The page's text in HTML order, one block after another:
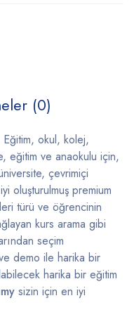
(0)
okul, kolej,
eğitim ve anaokulu için,
çevrimiçi
oluşturulmuş premium
türü ve öğrencinin
kurs arama gibi
seçim
demo ile harika bir
harika bir eğitim
sizin için en iyi